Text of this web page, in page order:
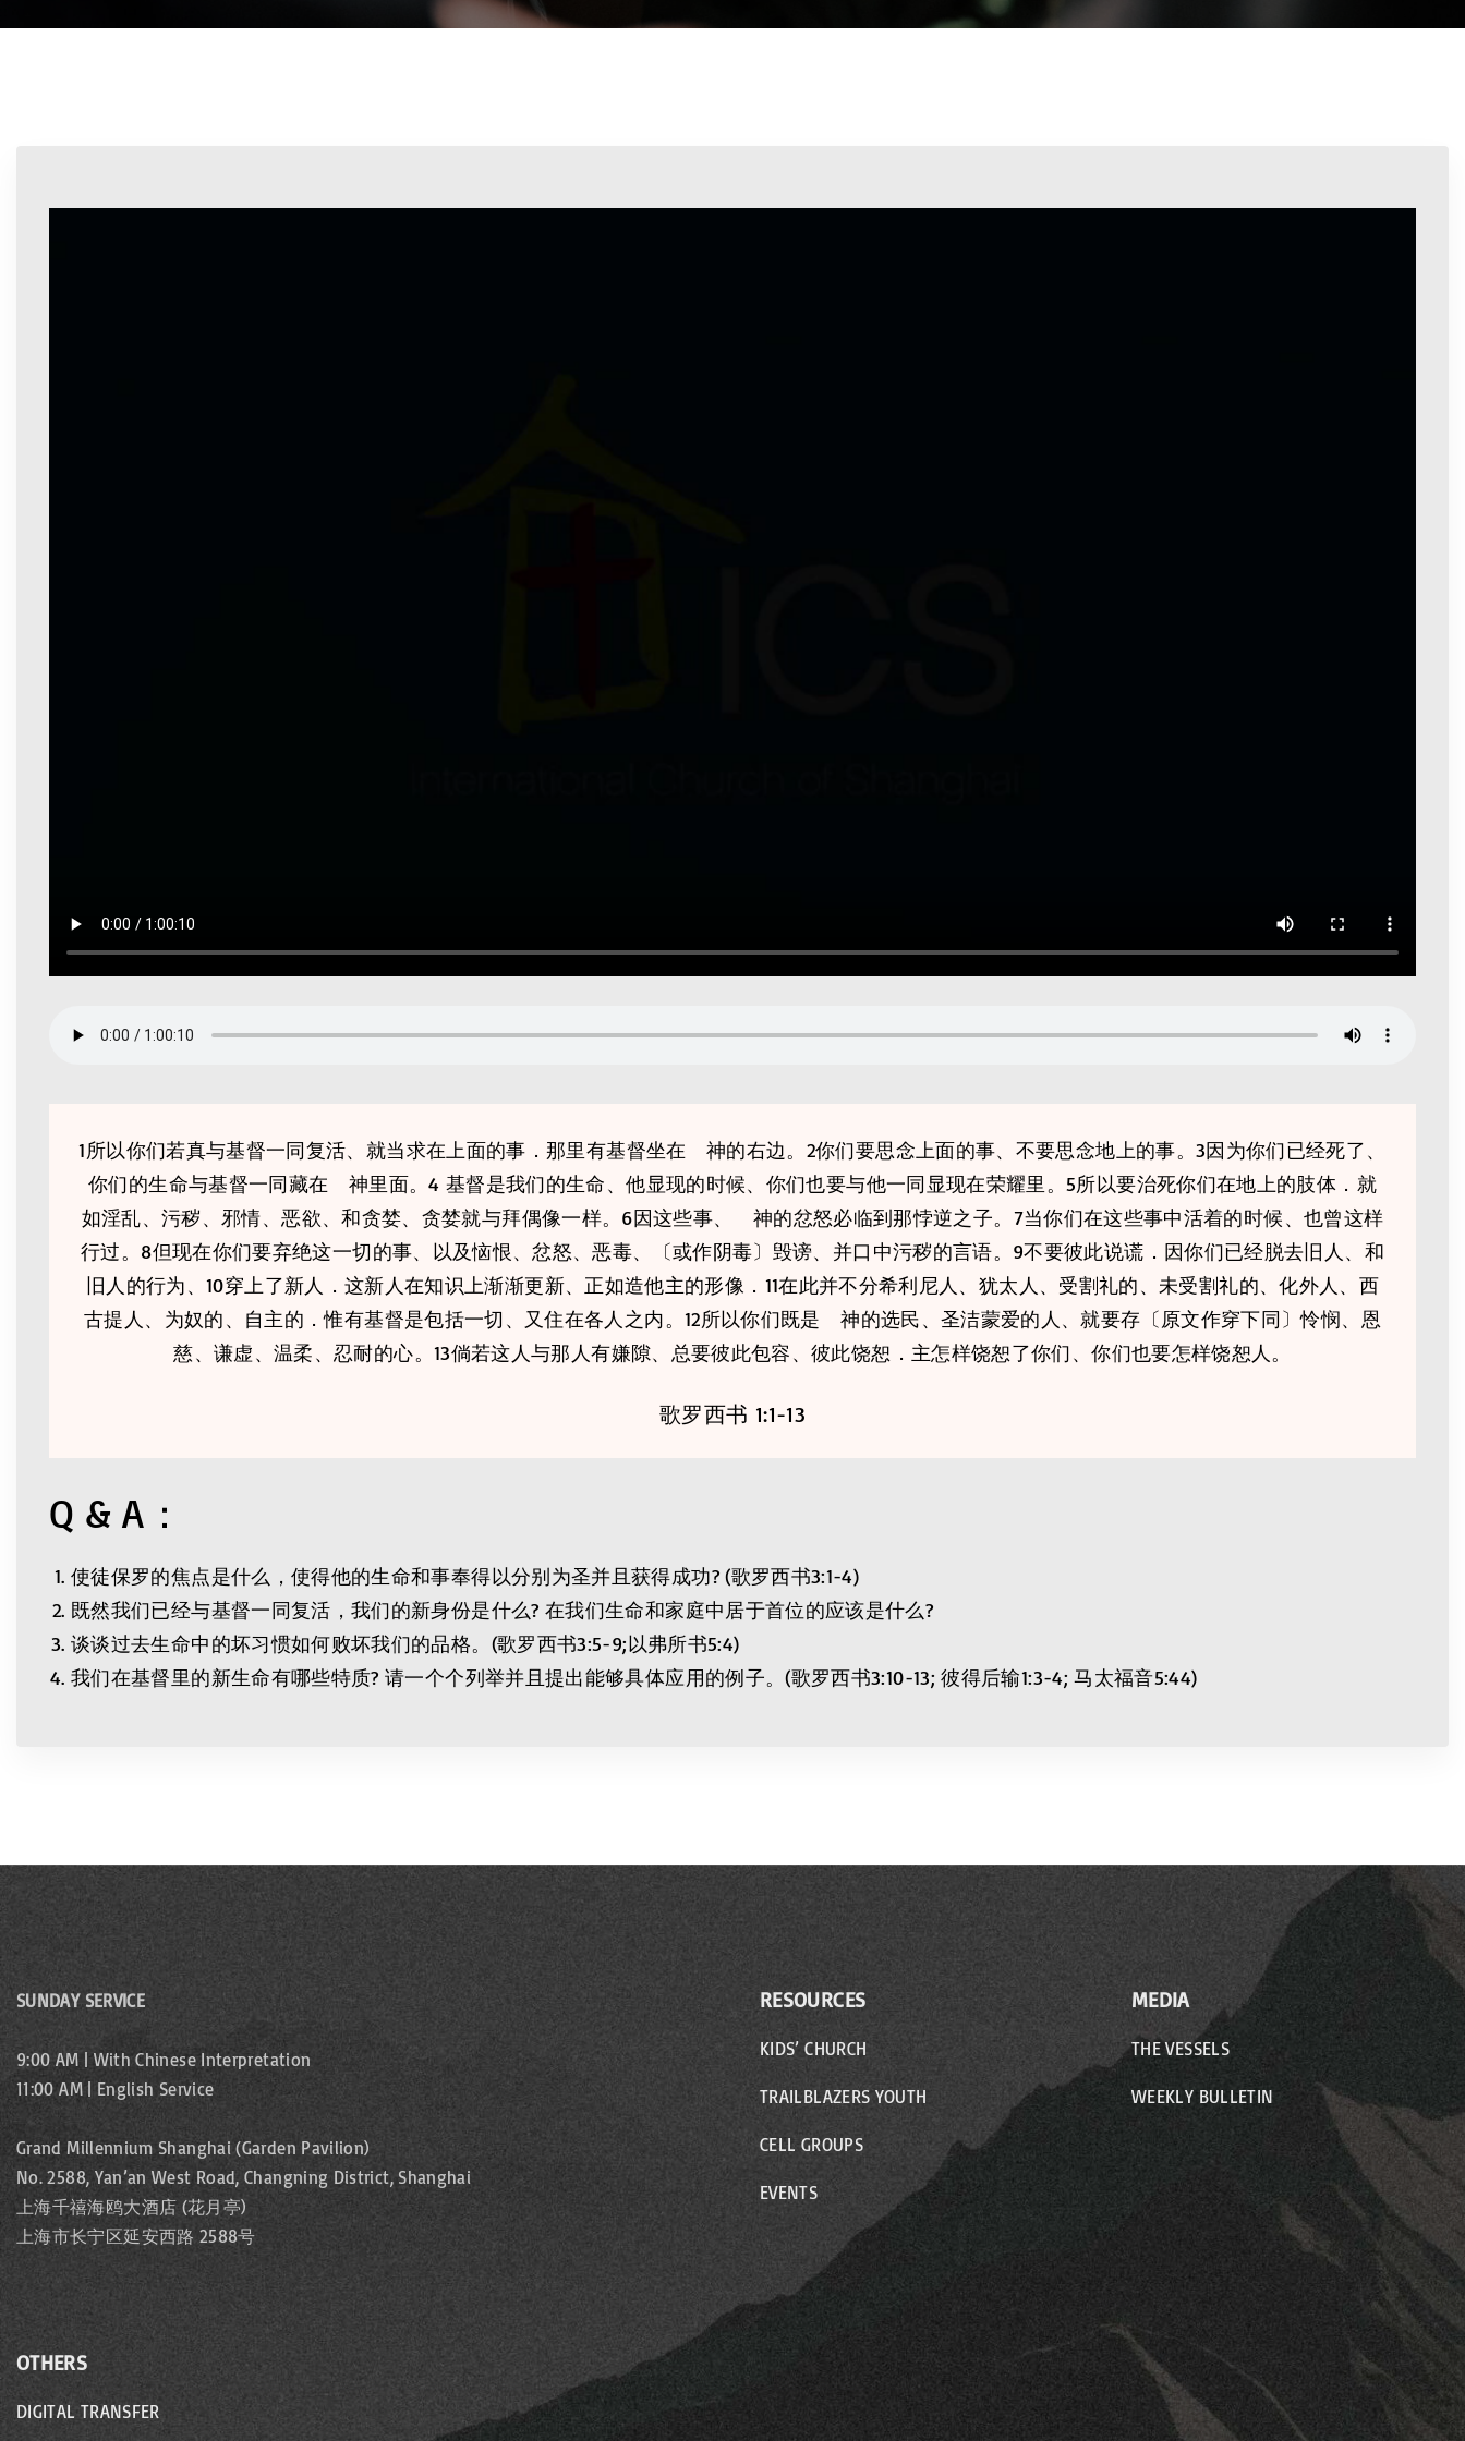
1所以你们若真与基督一同复活、就当求在上面的事．那里有基督坐在 神的右边。2你们要思念上面的事、不要思念地上的事。3因为你们已经死了、
你们的生命与基督一同藏在 神里面。4 基督是我们的生命、他显现的时候、你们也要与他一同显现在荣耀里。5所以要治死你们在地上的肢体．就
如淫乱、污秽、邪情、恶欲、和贪婪、贪婪就与拜偶像一样。6因这些事、 神的忿怒必临到那悖逆之子。7当你们在这些事中活着的时候、也曾这样
行过。8但现在你们要弃绝这一切的事、以及恼恨、忿怒、恶毒、〔或作阴毒〕毁谤、并口中污秽的言语。9不要彼此说谎．因你们已经脱去旧人、和
旧人的行为、10穿上了新人．这新人在知识上渐渐更新、正如造他主的形像．11在此并不分希利尼人、犹太人、受割礼的、未受割礼的、化外人、西
古提人、为奴的、自主的．惟有基督是包括一切、又住在各人之内。12所以你们既是 神的选民、圣洁蒙爱的人、就要存〔原文作穿下同〕怜悯、恩
慈、谦虚、温柔、忍耐的心。13倘若这人与那人有嫌隙、总要彼此包容、彼此饶恕．主怎样饶恕了你们、你们也要怎样饶恕人。
歌罗西书 1:1-13
Q & A：
使徒保罗的焦点是什么，使得他的生命和事奉得以分别为圣并且获得成功? (歌罗西书3:1-4)
既然我们已经与基督一同复活，我们的新身份是什么? 在我们生命和家庭中居于首位的应该是什么?
谈谈过去生命中的坏习惯如何败坏我们的品格。(歌罗西书3:5-9;以弗所书5:4)
我们在基督里的新生命有哪些特质? 请一个个列举并且提出能够具体应用的例子。(歌罗西书3:10-13; 彼得后输1:3-4; 马太福音5:44)
SUNDAY SERVICE
9:00 AM | With Chinese Interpretation
11:00 AM | English Service
Grand Millennium Shanghai (Garden Pavilion)
No. 2588, Yan’an West Road, Changning District, Shanghai
上海千禧海鸥大酒店 (花月亭)
上海市长宁区延安西路 2588号
RESOURCES
KIDS’ CHURCH
TRAILBLAZERS YOUTH
CELL GROUPS
EVENTS
MEDIA
THE VESSELS
WEEKLY BULLETIN
OTHERS
DIGITAL TRANSFER